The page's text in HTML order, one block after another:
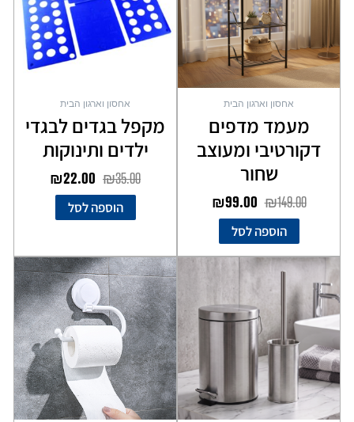
אחסון וארגון הבית
מעמד מדפים
דקורטיבי ומעוצב
שחור
₪149.00
₪99.00
הוספה לסל
אחסון וארגון הבית
מקפל בגדים לבגדי
ילדים ותינוקות
₪35.00
₪22.00
הוספה לסל